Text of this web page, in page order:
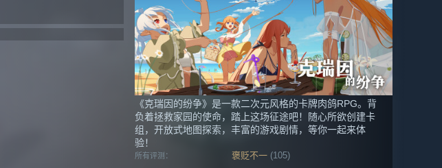
《克瑞因的纷争》是一款二次元风格的卡牌肉鸽RPG。背
负着拯救家园的使命，踏上这场征途吧！随心所欲创建卡
组，开放式地图探索，丰富的游戏剧情，等你一起来体
验！
所有评测： 褒贬不一 (105)